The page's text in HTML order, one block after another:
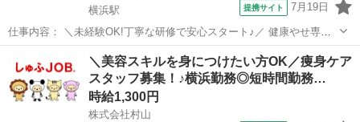
横浜駅
提携サイト 7月19日
仕事内容： ＼未経験OK!丁寧な研修で安心スタート♪／ 健康やせ専門
イヴでは、未経験から美容のプロを目指せる環境を整えています。 お
客様の受付やカウンセリング、施術を通じて美容知識を身につけるこ
とができます。 ◆受付・カウ...
横浜駅 エステ
＼美容スキルを身につけたい方OK／痩身ケア
スタッフ募集！♪横浜勤務◎短時間勤務…
時給1,300円
株式会社村山